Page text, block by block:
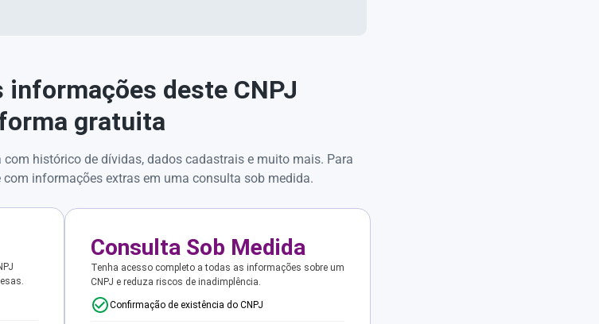
informações deste CNPJ
gratuita
histórico de dívidas, dados cadastrais e muito mais. Para
informações extras em uma consulta sob medida.
Consulta Sob Medida
Tenha acesso completo a todas as informações sobre um
CNPJ e reduza riscos de inadimplência.
Confirmação de existência do CNPJ